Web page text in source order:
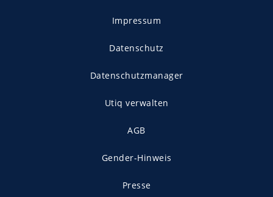
Impressum
Datenschutz
Datenschutzmanager
Utiq verwalten
AGB
Gender-Hinweis
Presse